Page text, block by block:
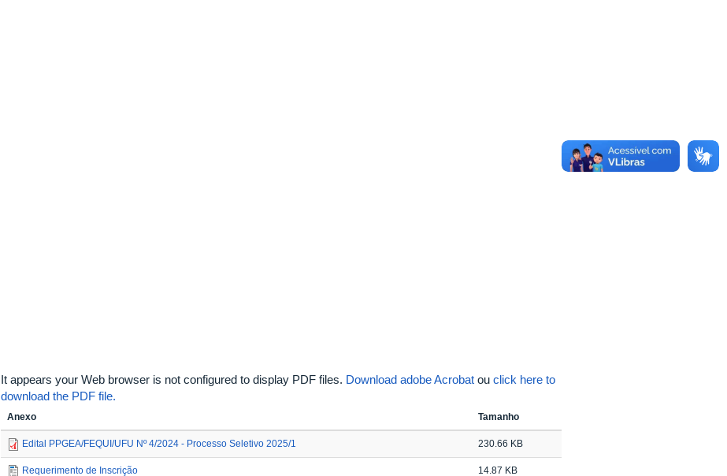
It appears your Web browser is not configured to display PDF files. Download adobe Acrobat ou click here to
download the PDF file.
Anexo Tamanho
Edital PPGEA/FEQUI/UFU Nº 4/2024 - Processo Seletivo 2025/1 230.66 KB
Requerimento de Inscrição 14.87 KB